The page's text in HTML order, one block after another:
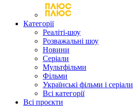
Категорії
Реаліті-шоу
Розважальні шоу
Новини
Серіали
Мультфільми
Фільми
Українські фільми і серіали
Всі категорії
Всі проєкти